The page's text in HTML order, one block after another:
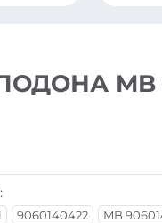
MB
9060140422 MB